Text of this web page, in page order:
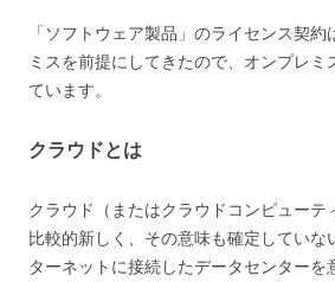
「ソフトウェア製品」のライセンス契
ミスを前提にしてきたので、オンプレミ
ています。
クラウドとは
クラウド（またはクラウドコンピューテ
比較的新しく、その意味も確定していな
ターネットに接続したデータセンターを